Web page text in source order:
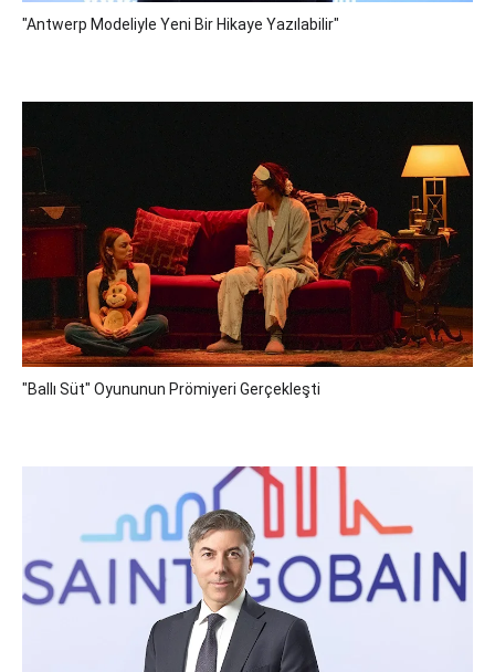
"Antwerp Modeliyle Yeni Bir Hikaye Yazılabilir"
"Ballı Süt" Oyununun Prömiyeri Gerçekleşti